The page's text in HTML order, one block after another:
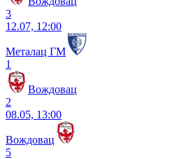
3
12.07, 12:00
Металац ГМ
1
Вождовац
2
08.05, 13:00
Вождовац
5